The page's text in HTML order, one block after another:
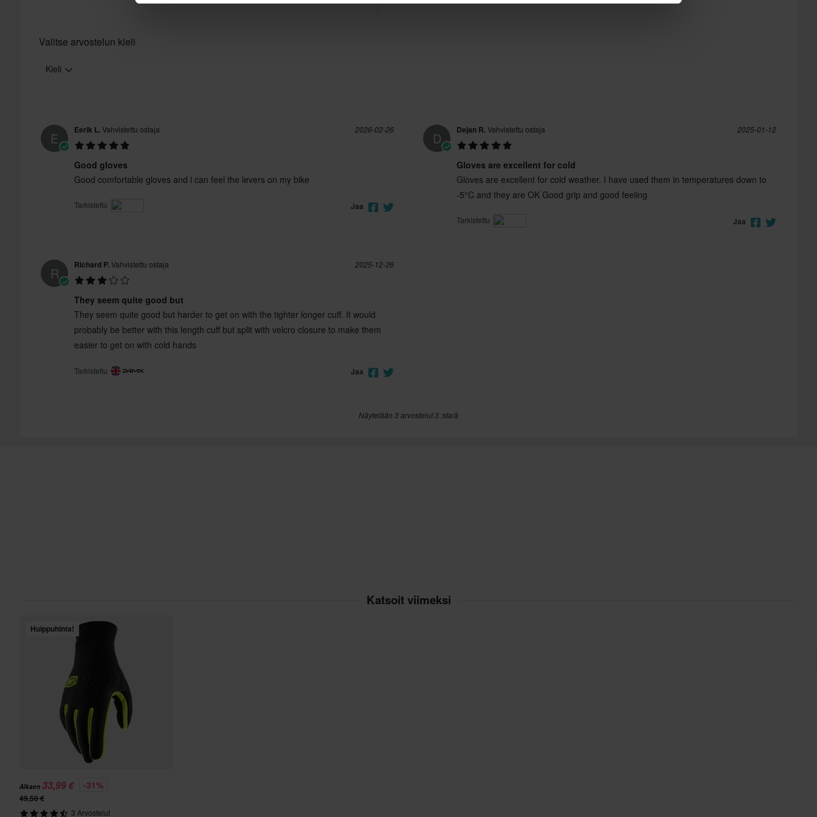
S 120 x 335 x 35 mm
tuotteita. Katso lisätietoja ja ehdotasiakaspalveluosiosta.
Valitse arvostelun kieli
Kieli
E Eerik L.Vahvistettu ostaja 2026-02-26
Good gloves
Good comfortable gloves and i can feel the levers on my bike
Tarkistettu Jaa
D Dejan R.Vahvistettu ostaja 2025-01-12
Gloves are excellent for cold
Gloves are excellent for cold weather. I have used them in temperatures down to
-5°C and they are OK Good grip and good feeling
Tarkistettu Jaa
R Richard P.Vahvistettu ostaja 2025-12-26
They seem quite good but
They seem quite good but harder to get on with the tighter longer cuff. It would
probably be better with this length cuff but split with velcro closure to make them
easier to get on with cold hands
Tarkistettu Jaa
Näytetään 3 arvostelut 3 :sta/ä
Katsoit viimeksi
Huippuhinta!
Alkaen 33,99 € -31%
49,50 €
3 Arvostelut